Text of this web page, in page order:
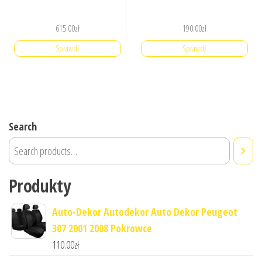
615.00zł
Sprawdź
190.00zł
Sprawdź
Search
Produkty
Auto-Dekor Autodekor Auto Dekor Peugeot
307 2001 2008 Pokrowce
110.00zł